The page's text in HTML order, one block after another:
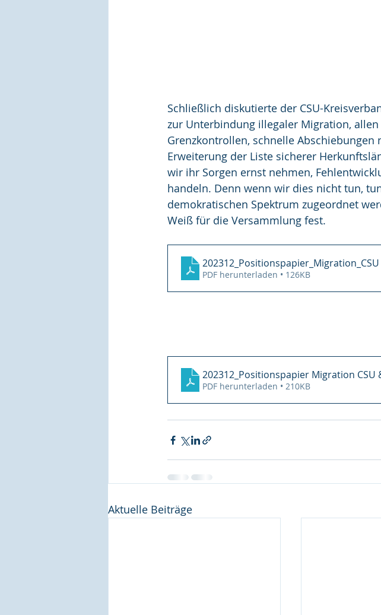
Schließlich diskutierte der CSU-
zur Unterbindung illegaler Migration,
Grenzkontrollen, schnelle
Erweiterung der Liste sicherer
wir ihr Sorgen ernst nehmen,
handeln. Denn wenn wir dies nicht tun,
demokratischen Spektrum zugeordnet
Weiß für die Versammlung fest.
PDF herunterladen • 126KB
202312_Positionspapier Migration CSU
PDF herunterladen • 210KB
Aktuelle Beiträge